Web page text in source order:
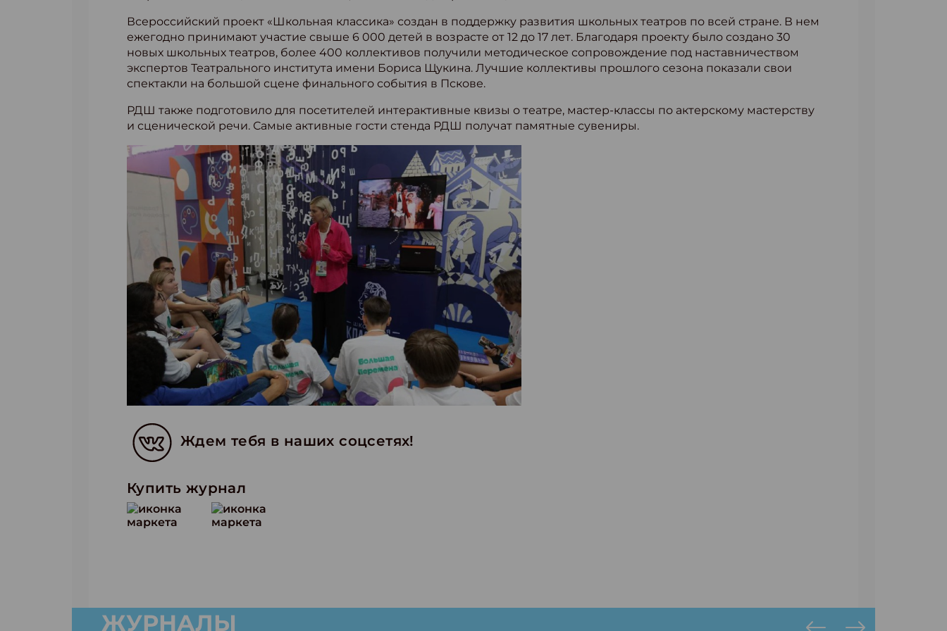
Всероссийский проект «Школьная классика» создан в поддержку развития школьных театров по всей стране. В нем
ежегодно принимают участие свыше 6 000 детей в возрасте от 12 до 17 лет. Благодаря проекту было создано 30
новых школьных театров, более 400 коллективов получили методическое сопровождение под наставничеством
экспертов Театрального института имени Бориса Щукина. Лучшие коллективы прошлого сезона показали свои
спектакли на большой сцене финального события в Пскове.
РДШ также подготовило для посетителей интерактивные квизы о театре, мастер-классы по актерскому мастерству
и сценической речи. Самые активные гости стенда РДШ получат памятные сувениры.
Ждем тебя в наших соцсетях!
Купить журнал
ЖУРНАЛЫ